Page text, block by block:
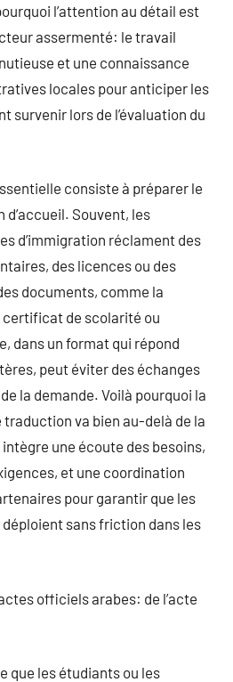
l’attention au détail est
assermenté: le travail
et une connaissance
locales pour anticiper les
survenir lors de l’évaluation du
consiste à préparer le
Souvent, les
d’immigration réclament des
des licences ou des
documents, comme la
de scolarité ou
dans un format qui répond
peut éviter des échanges
la demande. Voilà pourquoi la
traduction va bien au-delà de la
une écoute des besoins,
et une coordination
pour garantir que les
sans friction dans les
officiels arabes: de l’acte
que les étudiants ou les